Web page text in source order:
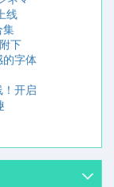
线
集
下
的字体
开启